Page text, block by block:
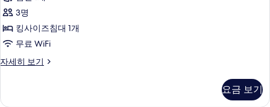
(Half-
Board))
사
진
모
보
개,
금
연
(Club
(Half-
세
즈
침
대
개,
연,
3명
킹사이즈침대 1개
무료 WiFi
자세히 보기
룸,
즈
요금 보기